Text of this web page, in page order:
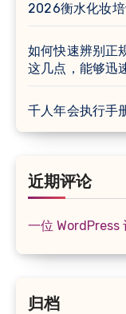
2026衡水化妆
如何快速辨别正
这几点，能够迅
千人年会执行手
近期评论
一位 WordPress
归档